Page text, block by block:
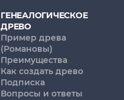
ГЕНЕАЛОГИЧЕСКОЕ
ДРЕВО
Пример древа
(Романовы)
Преимущества
Как создать древо
Подписка
Вопросы и ответы